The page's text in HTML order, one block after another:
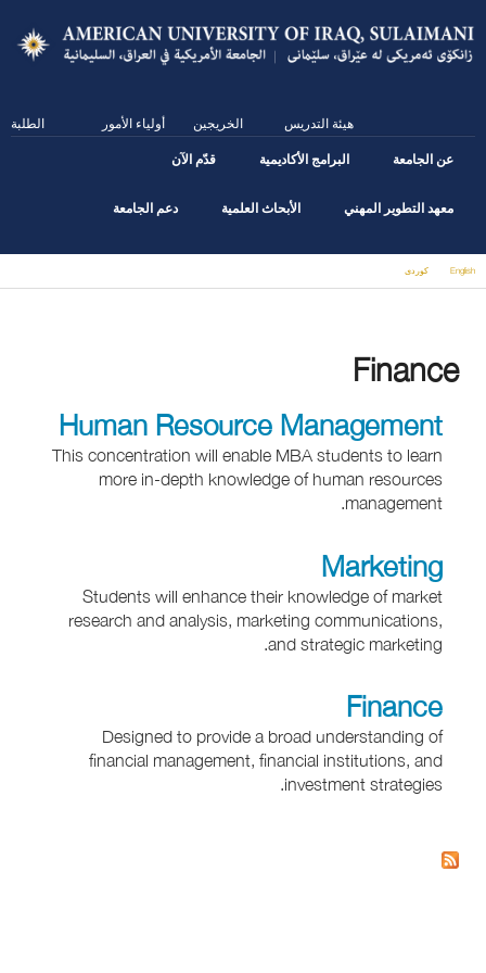
main
content
الطلبة أولياء الأمور الخريجين هيئة التدريس
عن الجامعة البرامج الأكاديمية قدّم الآن
معهد التطوير المهني الأبحاث العلمية دعم الجامعة
English كوردى
Finance
Human Resource Management
This concentration will enable MBA students to learn
more in-depth knowledge of human resources
management.
Marketing
Students will enhance their knowledge of market
research and analysis, marketing communications,
and strategic marketing.
Finance
Designed to provide a broad understanding of
financial management, financial institutions, and
investment strategies.